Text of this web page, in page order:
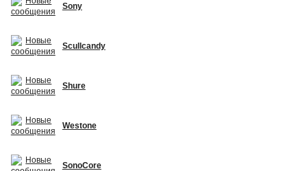
Sony
Scullcandy
Shure
Westone
SonoCore